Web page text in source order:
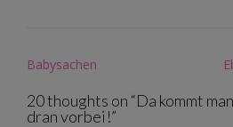
Post
Babysachen
20 thoughts on “Da kommt
dran vorbei!”